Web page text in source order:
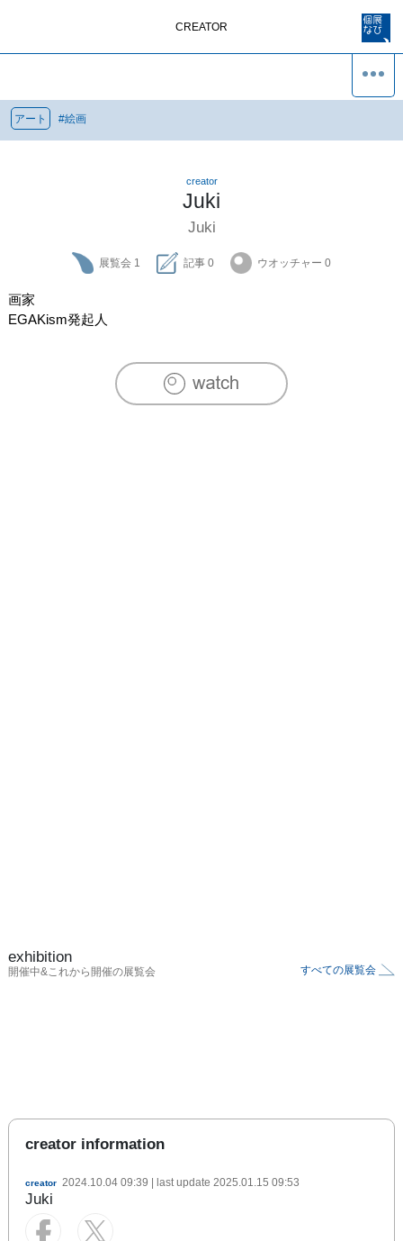
CREATOR
アート #絵画
creator
Juki
Juki
展覧会 1 記事 0 ウオッチャー 0
画家
EGAKism発起人
exhibition
開催中&これから開催の展覧会 すべての展覧会
creator information
creator 2024.10.04 09:39 | last update 2025.01.15 09:53
Juki